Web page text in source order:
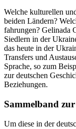
Welche kul­tu­rel­len
beiden Ländern?
fah­rungen? Gelinada
Siedlern in der
das heute in der
Transfers und
Sprache, so zum
zur deutschen
Beziehungen.
Sammelband
Um diese in der